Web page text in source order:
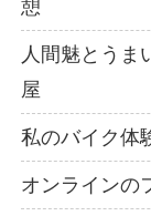
憩
人間魅とうま
屋
私のバイク体
オンラインの